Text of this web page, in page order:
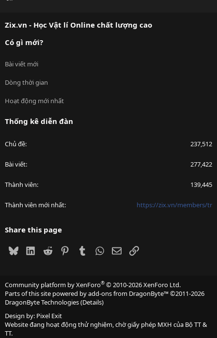
Zix.vn - Học Vật lí Online chất lượng cao
Có gì mới?
Bài viết mới
Dòng thời gian
Hoạt động mới nhất
Thống kê diễn đàn
Chủ đề 237,512
Bài viết 277,422
Thành viên 139,445
Thành viên mới nhất https://zix.vn/members/tr
Share this page
BlueskyLinkedIn
Reddit PinterestTumblrWhatsApp
EmailLink
Community platform by XenForo® © 2010-2026 XenForo Ltd.
Parts of this site powered byadd-ons from DragonByte™©2011-2026
DragonByte Technologies(Details)
Design by: Pixel Exit
Website đang hoạt động thử nghiệm, chờ giấy phép MXH của Bộ TT &
TT.